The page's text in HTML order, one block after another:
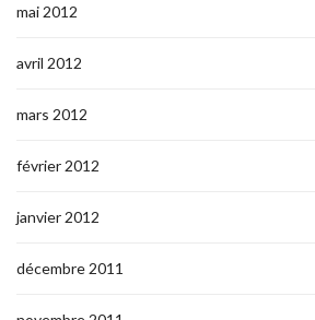
mai 2012
avril 2012
mars 2012
février 2012
janvier 2012
décembre 2011